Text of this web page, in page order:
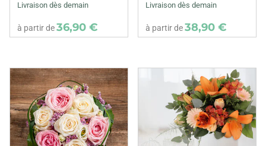
Livraison dès demain
à partir de36,90 €
Livraison dès demain
à partir de38,90 €